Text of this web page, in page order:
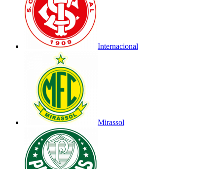
Internacional
Mirassol